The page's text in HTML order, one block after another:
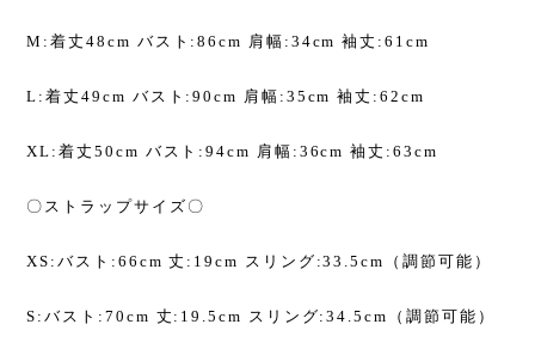
M:着丈48cm バスト:86cm 肩幅:34cm 袖丈:61cm
L:着丈49cm バスト:90cm 肩幅:35cm 袖丈:62cm
XL:着丈50cm バスト:94cm 肩幅:36cm 袖丈:63cm
〇ストラップサイズ〇
XS:バスト:66cm 丈:19cm スリング:33.5cm（調節可能）
S:バスト:70cm 丈:19.5cm スリング:34.5cm（調節可能）